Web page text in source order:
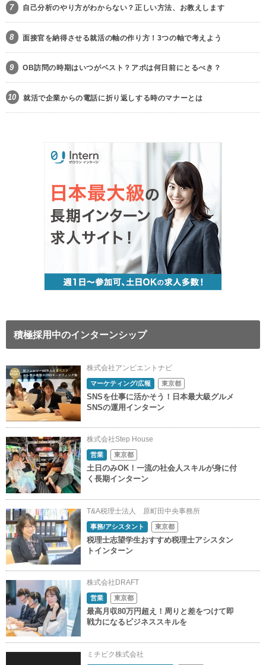
7 自己分析のやり方がわからない？正しい方法、お教えします
8 面接官を納得させる就活の軸の作り方！3つの軸で考えよう
9 OB訪問の時期はいつがベスト？アポは何日前にとるべき？
10 就活で企業からの電話に折り返しする時のマナーとは
積極採用中のインターンシップ
株式会社アンビエントナビ
マーケティング/広報 東京都
SNSを仕事に活かそう！日本最大級グルメ
SNSの運用インターン
株式会社Step House
営業 東京都
土日のみOK！一流の社会人スキルが身に付
く長期インターン
T&A税理士法人 原町田中央事務所
事務/アシスタント 東京都
税理士志望学生おすすめ税理士アシスタン
トインターン
株式会社DRAFT
営業 東京都
最高月収80万円超え！周りと差をつけて即
戦力になるビジネススキルを
ミチビク株式会社